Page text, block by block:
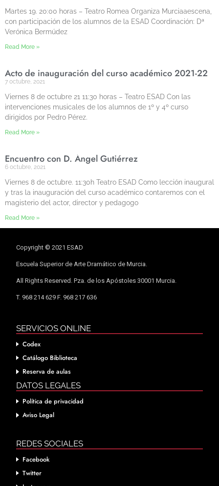
Martes 19. 20:00 horas – Teatro Romea Organiza Murciaaescena,
con participación de los alumnos de la ESAD Coordinación: Dª
Verónica Bermúdez
Read More »
Acto de inauguración del curso académico 2021-22
7 octubre, 2021
Viernes 8 de octubre 21 11:30 horas – Teatro ESAD Con las
intervenciones musicales de los alumnos de 1º y 4º curso
dirigidos por Pedro Pérez.
Read More »
Encuentro con D. Ángel Gutiérrez
6 octubre, 2021
Viernes 8 de octubre. 11:30h Teatro ESAD Como lección inaugural
y tras la inauguración del curso académico contaremos con el
magisterio del actor, director y pedagogo
Read More »
Copyright © 2021 ESAD
Escuela Superior de Arte Dramático de Murcia.
All Rights Reserved. Pza. de los Apóstoles 30001 Murcia.
T. 968 214 629 F. 968 217 636
SERVICIOS ONLINE
Codex
Catálogo Biblioteca
Reserva de aulas
DATOS LEGALES
Política de privacidad
Aviso Legal
REDES SOCIALES
Facebook
Twitter